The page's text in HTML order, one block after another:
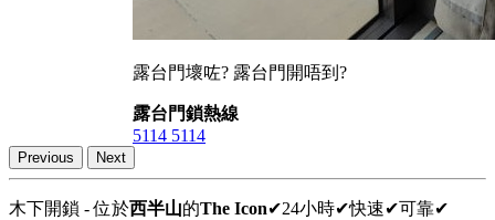
露台門壞咗? 露台門開唔到?
露台門鎖熱線
5114 5114
Previous Next
木下開鎖 - 位於西半山的The Icon✔24小時✔快速✔可靠✔